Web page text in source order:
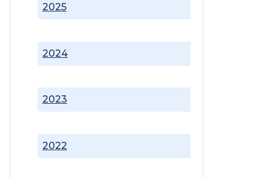
2022
2023
2024
2025